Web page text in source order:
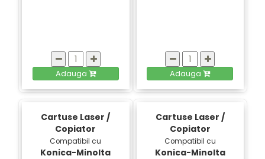
Adauga Adauga
Cartuse Laser /
Copiator
Compatibil cu
Konica-Minolta
Cartuse Laser /
Copiator
Compatibil cu
Konica-Minolta